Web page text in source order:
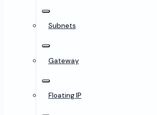
Subnets
Gateway
Floating IP